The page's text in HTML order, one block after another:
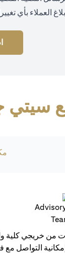
العملاء بأي
من خريجي كلية
التواصل مع